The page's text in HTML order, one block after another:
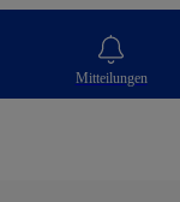
Mitteilungen